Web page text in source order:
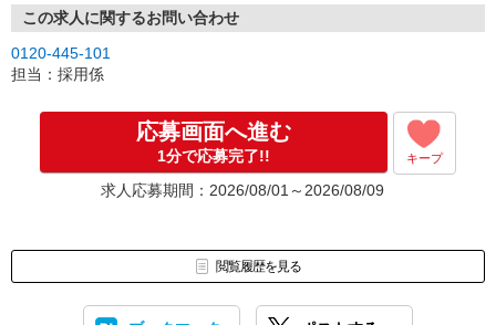
この求人に関するお問い合わせ
0120-445-101
担当：採用係
応募画面へ進む
1分で応募完了!! キープ
求人応募期間：2026/08/01～2026/08/09
閲覧履歴を見る